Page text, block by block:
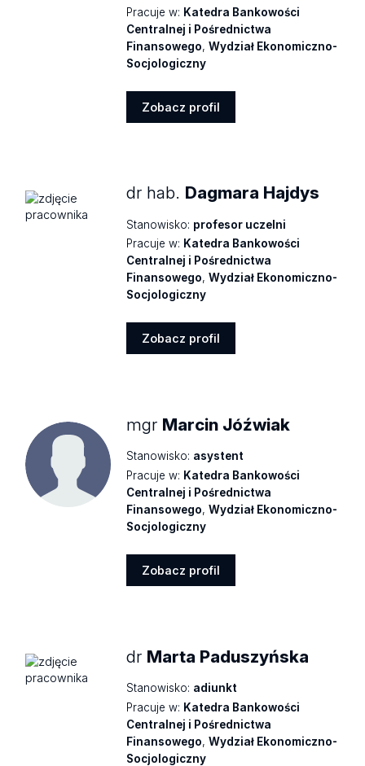
Pracuje w: Katedra Bankowości
Centralnej i Pośrednictwa
Finansowego,Wydział Ekonomiczno-
Socjologiczny
Zobacz profil
dr hab. Dagmara Hajdys
Stanowisko: profesor uczelni
Pracuje w: Katedra Bankowości
Centralnej i Pośrednictwa
Finansowego,Wydział Ekonomiczno-
Socjologiczny
Zobacz profil
mgr Marcin Jóźwiak
Stanowisko: asystent
Pracuje w: Katedra Bankowości
Centralnej i Pośrednictwa
Finansowego,Wydział Ekonomiczno-
Socjologiczny
Zobacz profil
dr Marta Paduszyńska
Stanowisko: adiunkt
Pracuje w: Katedra Bankowości
Centralnej i Pośrednictwa
Finansowego,Wydział Ekonomiczno-
Socjologiczny